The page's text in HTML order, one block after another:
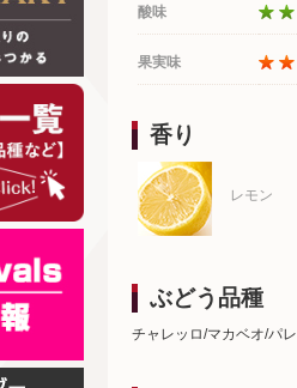
酸味
果実味
香り
レモン
ぶどう品種
チャレッロ/マカベオ/パ